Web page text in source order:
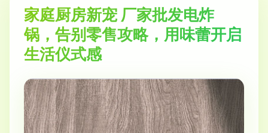
家庭厨房新宠 厂家批发电炸
锅，告别零售攻略，用味蕾开启
生活仪式感